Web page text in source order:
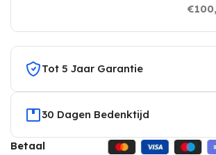
Tot 5 Jaar Garantie
30 Dagen Bedenktijd
Betaal